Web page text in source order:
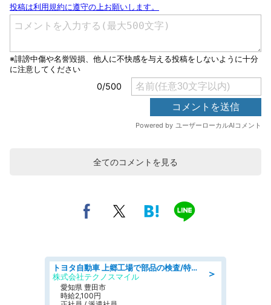
全てのコメントを見る
＞
トヨタ自動車 上郷工場で部品の検査/特典168万/tutumi
株式会社テクノスマイル
愛知県 豊田市
時給2,100円